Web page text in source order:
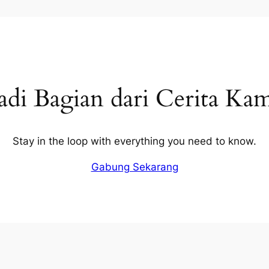
Bagian dari Cerita
Stay in the loop with everything you need to know.
Gabung Sekarang